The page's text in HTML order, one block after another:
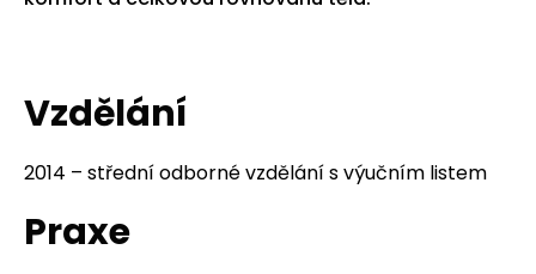
Vzdělání
2014 – střední odborné vzdělání s výučním listem
Praxe